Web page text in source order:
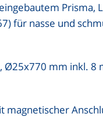
Prisma,
für nasse und
Ø25x770 mm inkl. 8
magnetischer